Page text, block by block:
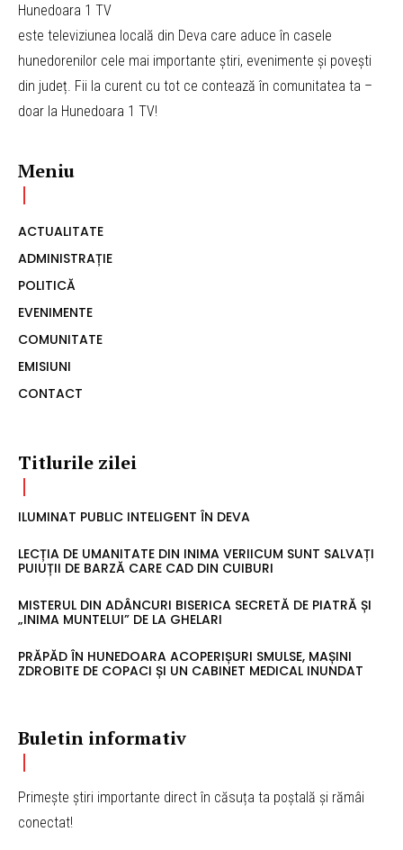
Hunedoara 1 TV
este televiziunea locală din Deva care aduce în casele
hunedorenilor cele mai importante știri, evenimente și povești
din județ. Fii la curent cu tot ce contează în comunitatea ta –
doar la Hunedoara 1 TV!
Meniu
ACTUALITATE
ADMINISTRAȚIE
POLITICĂ
EVENIMENTE
COMUNITATE
EMISIUNI
CONTACT
Titlurile zilei
ILUMINAT PUBLIC INTELIGENT ÎN DEVA
LECȚIA DE UMANITATE DIN INIMA VERIICUM SUNT SALVAȚI
PUIUȚII DE BARZĂ CARE CAD DIN CUIBURI
MISTERUL DIN ADÂNCURI BISERICA SECRETĂ DE PIATRĂ ȘI
„INIMA MUNTELUI” DE LA GHELARI
PRĂPĂD ÎN HUNEDOARA ACOPERIȘURI SMULSE, MAȘINI
ZDROBITE DE COPACI ȘI UN CABINET MEDICAL INUNDAT
Buletin informativ
Primește știri importante direct în căsuța ta poștală și rămâi
conectat!